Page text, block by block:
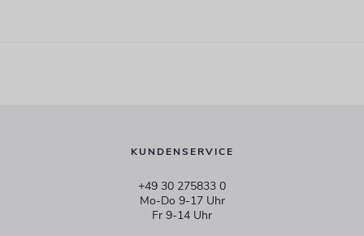
KUNDENSERVICE
+49 30 275833 0
Mo-Do 9-17 Uhr
Fr 9-14 Uhr